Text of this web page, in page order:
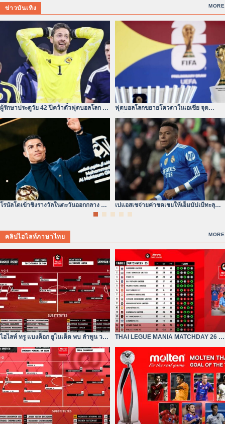
ข่าวบันเทิง MORE
ผู้รักษาประตูวัย 42 ปีคว้าตั๋วฟุตบอลโลก –
หัวใจไม่ยอมแพ้
ฟุตบอลโลกขยายโควตาในเอเชีย จุด
เปลี่ยนของสมรภูมิเอเชีย
โรนัลโดเข้าชิงรางวัลในตะวันออกกลาง ยุค
เปแอสเชจ่ายค่าชดเชยให้เอ็มบัปเป้ทะลุ
คลิปไฮไลท์ภาษาไทย MORE
ไฮไลท์ ทรู แบงค็อก ยูไนเต็ด พบ ลำพูน วอริ
เออร์| ไฮลักซ์ รีโว่
THAI LEGUE MANIA MATCHDAY 26 |
ทรู แบงค็อก ยังห่างอยู่ 3